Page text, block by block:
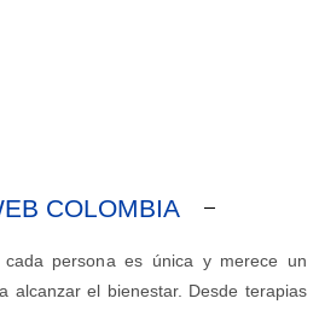
COLOMBIA
cada persona es única y merece un
alcanzar el bienestar. Desde terapias